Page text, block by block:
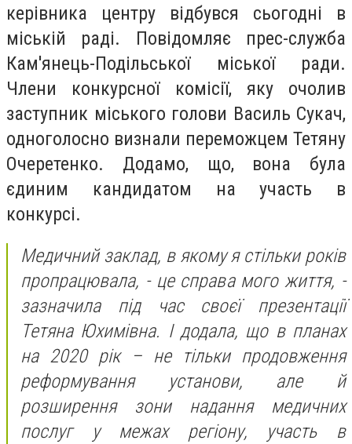
керівника центру відбувся сьогодні в
міській раді. Повідомляє прес-служба
Кам'янець-Подільської міської ради.
Члени конкурсної комісії, яку очолив
заступник міського голови Василь Сукач,
одноголосно визнали переможцем Тетяну
Очеретенко. Додамо, що, вона була
єдиним кандидатом на участь в
конкурсі.
Медичний заклад, в якому я стільки років
пропрацювала, - це справа мого життя, -
зазначила під час своєї презентації
Тетяна Юхимівна. І додала, що в планах
на 2020 рік – не тільки продовження
реформування установи, але й
розширення зони надання медичних
послуг у межах регіону, участь в